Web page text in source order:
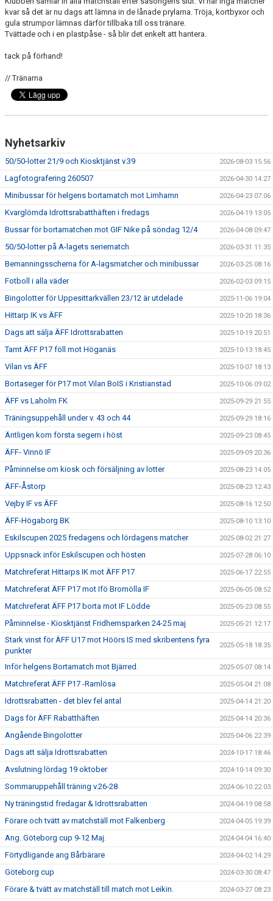
kvar så det är nu dags att lämna in de lånade prylarna. Tröja, kortbyxor och
gula strumpor lämnas därför tillbaka till oss tränare.
Tvättade och i en plastpåse - så blir det enkelt att hantera.
tack på förhand!
// Tränarna
Nyhetsarkiv
50/50-lotter 21/9 och Kiosktjänst v.39 2026-08-03 15:56
Lagfotografering 260507 2026-04-30 14:27
Minibussar för helgens bortamatch mot Limhamn 2026-04-23 07:06
Kvarglömda Idrottsrabatthäften i fredags 2026-04-19 13:05
Bussar för bortamatchen mot GIF Nike på söndag 12/4 2026-04-08 09:47
50/50-lotter på A-lagets seriematch 2026-03-31 11:35
Bemanningsschema för A-lagsmatcher och minibussar 2026-03-25 08:16
Fotboll i alla väder 2026-02-03 09:15
Bingolotter för Uppesittarkvällen 23/12 är utdelade 2025-11-06 19:04
Hittarp IK vs ÄFF 2025-10-20 18:36
Dags att sälja ÄFF Idrottsrabatten 2025-10-19 20:51
Tamt ÄFF P17 föll mot Höganäs 2025-10-13 18:45
Vilan vs ÄFF 2025-10-07 18:13
Bortaseger för P17 mot Vilan BoIS i Kristianstad 2025-10-06 09:02
ÄFF vs Laholm FK 2025-09-29 21:55
Träningsuppehåll under v. 43 och 44 2025-09-29 18:16
Äntligen kom första segern i höst 2025-09-23 08:45
ÄFF- Vinnö IF 2025-09-09 20:36
Påminnelse om kiosk och försäljning av lotter 2025-08-23 14:05
ÄFF-Åstorp 2025-08-23 12:43
Vejby IF vs ÄFF 2025-08-16 12:50
ÄFF-Högaborg BK 2025-08-10 13:10
Eskilscupen 2025 fredagens och lördagens matcher 2025-08-02 21:27
Uppsnack inför Eskilscupen och hösten 2025-07-28 06:10
Matchreferat Hittarps IK mot ÄFF P17 2025-06-17 22:55
Matchreferat ÄFF P17 mot Ifö Bromölla IF 2025-06-05 08:52
Matchreferat ÄFF P17 borta mot IF Lödde 2025-05-23 08:55
Påminnelse - Kiosktjänst Fridhemsparken 24-25 maj 2025-05-21 12:17
Stark vinst för ÄFF U17 mot Höörs IS med skribentens fyra
punkter
2025-05-18 18:35
Inför helgens Bortamatch mot Bjärred. 2025-05-07 08:14
Matchreferat ÄFF P17 -Ramlösa 2025-05-04 21:08
Idrottsrabatten - det blev fel antal 2025-04-14 21:20
Dags för ÄFF Rabatthäften 2025-04-14 20:36
Angående Bingolotter 2025-04-06 22:39
Dags att sälja Idrottsrabatten 2024-10-17 18:46
Avslutning lördag 19 oktober 2024-10-14 09:30
Sommaruppehåll träning v.26-28 2024-06-10 22:03
Ny träningstid fredagar & Idrottsrabatten 2024-04-19 08:58
Förare och tvätt av matchställ mot Falkenberg 2024-04-05 19:39
Ang. Göteborg cup 9-12 Maj. 2024-04-04 16:40
Förtydligande ang Bårbärare 2024-04-02 14:29
Göteborg cup 2024-03-30 08:47
Förare & tvätt av matchställ till match mot Leikin. 2024-03-27 08:23